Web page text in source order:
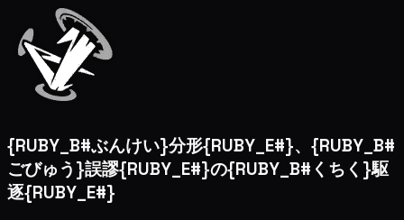
{RUBY_B#ぶんけい}分形{RUBY_E#}、{RUBY_B#
ごびゅう}誤謬{RUBY_E#}の{RUBY_B#くちく}駆
逐{RUBY_E#}